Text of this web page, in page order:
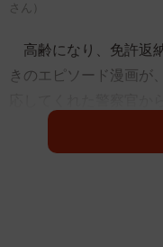
さん）
高齢になり、免許返
きのエピソード漫画が
感の声が集まりました